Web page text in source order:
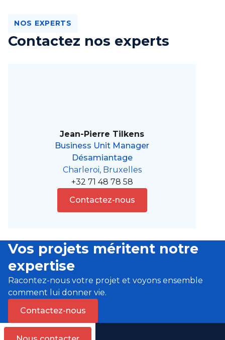
NOS EXPERTS
Contactez nos experts
Jean-Pierre Tilkens
Business Unit Manager
Désamiantage
Charleroi, Bruxelles
+32 71 48 78 58
Contactez-nous
Vos projets méritent notre
expertise
Racontez-nous votre projet et voyons ensemble
comment lui donner vie.
Contactez-nous